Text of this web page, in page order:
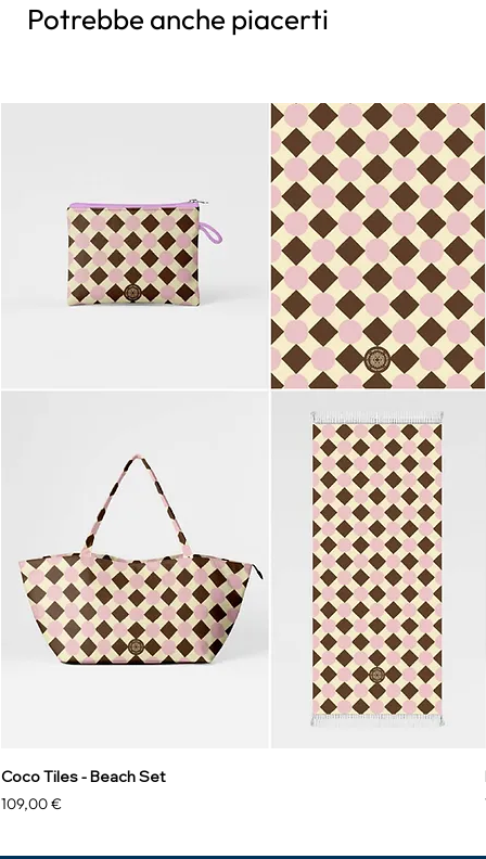
Potrebbe anche piacerti
Coco Tiles - Beach Set
Prezzo
109,00 €